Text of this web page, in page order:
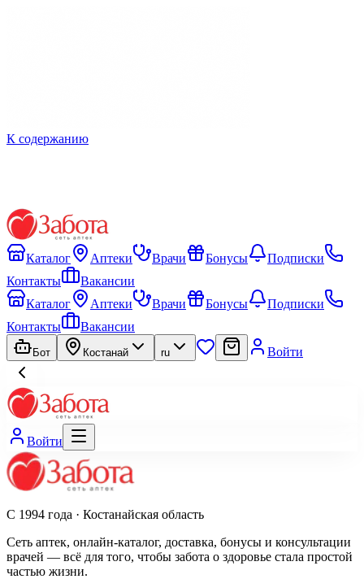
К содержанию
Каталог Аптеки Врачи Бонусы
Подписки
Контакты
Вакансии
Каталог
Аптеки Врачи Бонусы
Подписки
Контакты
Вакансии
Бот Костанай ru Войти
Войти
С 1994 года · Костанайская область
Сеть аптек, онлайн-каталог, доставка, бонусы и консультации
врачей — всё для того, чтобы забота о здоровье стала простой
частью жизни.